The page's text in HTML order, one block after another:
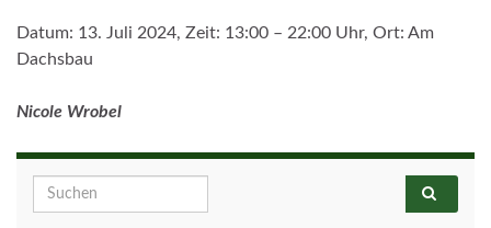
Datum: 13. Juli 2024, Zeit: 13:00 – 22:00 Uhr, Ort: Am
Dachsbau
Nicole Wrobel
Search for: